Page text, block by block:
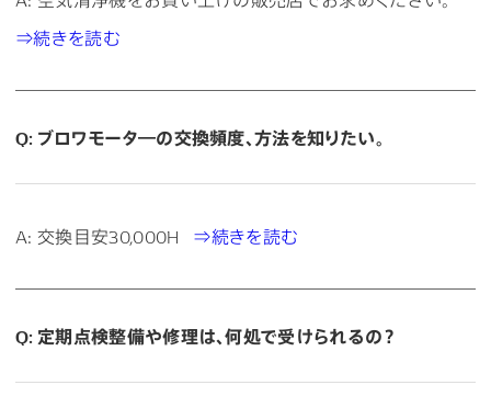
⇒続きを読む
Q: ブロワモータ―の交換頻度、方法を知りたい。
A: 交換目安30,000H ⇒続きを読む
Q: 定期点検整備や修理は、何処で受けられるの？